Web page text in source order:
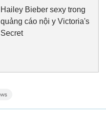
Hailey Bieber sexy trong
quảng cáo nội y Victoria's
Secret